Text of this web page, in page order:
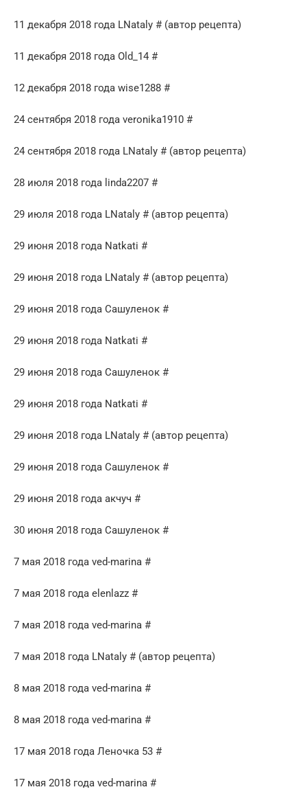
11 декабря 2018 года LNataly # (автор рецепта)
11 декабря 2018 года Old_14 #
12 декабря 2018 года wise1288 #
24 сентября 2018 года veronika1910 #
24 сентября 2018 года LNataly # (автор рецепта)
28 июля 2018 года linda2207 #
29 июля 2018 года LNataly # (автор рецепта)
29 июня 2018 года Natkati #
29 июня 2018 года LNataly # (автор рецепта)
29 июня 2018 года Сашуленок #
29 июня 2018 года Natkati #
29 июня 2018 года Сашуленок #
29 июня 2018 года Natkati #
29 июня 2018 года LNataly # (автор рецепта)
29 июня 2018 года Сашуленок #
29 июня 2018 года акчуч #
30 июня 2018 года Сашуленок #
7 мая 2018 года ved-marina #
7 мая 2018 года elenlazz #
7 мая 2018 года ved-marina #
7 мая 2018 года LNataly # (автор рецепта)
8 мая 2018 года ved-marina #
8 мая 2018 года ved-marina #
17 мая 2018 года Леночка 53 #
17 мая 2018 года ved-marina #